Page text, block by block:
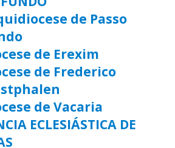
de Passo
de Erexim
de Frederico
de Vacaria
ECLESIÁSTICA DE